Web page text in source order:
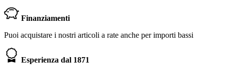
Finanziamenti
Puoi acquistare i nostri articoli a rate anche per importi bassi
Esperienza dal 1871